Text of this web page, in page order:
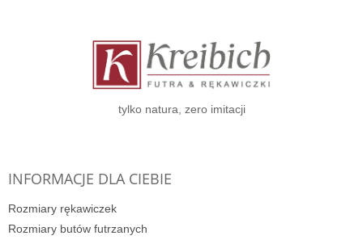
tylko natura, zero imitacji
INFORMACJE DLA CIEBIE
Rozmiary rękawiczek
Rozmiary butów futrzanych